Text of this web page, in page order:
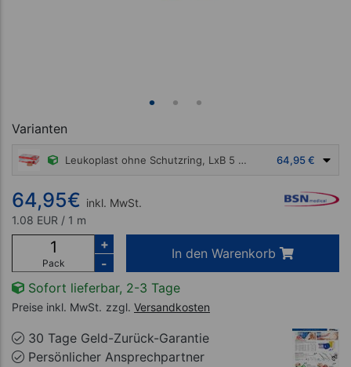
Varianten
Leukoplast ohne Schutzring, LxB 5 m x 2,5 cm, 12 Stück 64,95 €
64,95€ inkl. MwSt.
1.08 EUR / 1 m
Pack
+
-
In den Warenkorb
Sofort lieferbar, 2-3 Tage
Preise inkl. MwSt. zzgl. Versandkosten
30 Tage Geld-Zurück-Garantie
Persönlicher Ansprechpartner